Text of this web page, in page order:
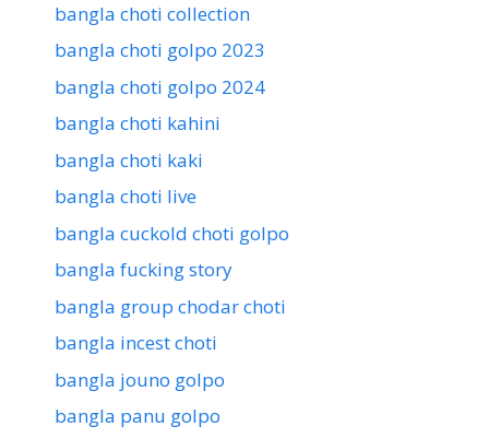
bangla choti collection
bangla choti golpo 2023
bangla choti golpo 2024
bangla choti kahini
bangla choti kaki
bangla choti live
bangla cuckold choti golpo
bangla fucking story
bangla group chodar choti
bangla incest choti
bangla jouno golpo
bangla panu golpo